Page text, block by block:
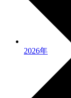
2026年